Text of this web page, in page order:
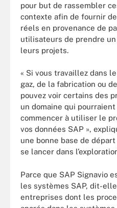
pour but de rassembler
contexte afin de fournir
réels en provenance de
utilisateurs de prendre
leurs projets.
« Si vous travaillez dans
gaz, de la fabrication ou
pouvez voir certains des
un domaine qui
commencer à utiliser le
vos données SAP »,
une bonne base de
se lancer dans
Parce que SAP Signavio
les systèmes SAP, dit-
entreprises dont les